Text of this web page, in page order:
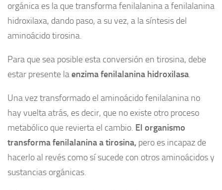
orgánica es la que transforma fenilalanina a fenilalanina
hidroxilaxa, dando paso, a su vez, a la síntesis del
aminoácido tirosina.
Para que sea posible esta conversión en tirosina, debe
estar presente laenzima fenilalanina hidroxilasa.
Una vez transformado el aminoácido fenilalanina no
hay vuelta atrás, es decir, que no existe otro proceso
metabólico que revierta el cambio. El organismo
transforma fenilalanina a tirosina, pero es incapaz de
hacerlo al revés como sí sucede con otros aminoácidos y
sustancias orgánicas.